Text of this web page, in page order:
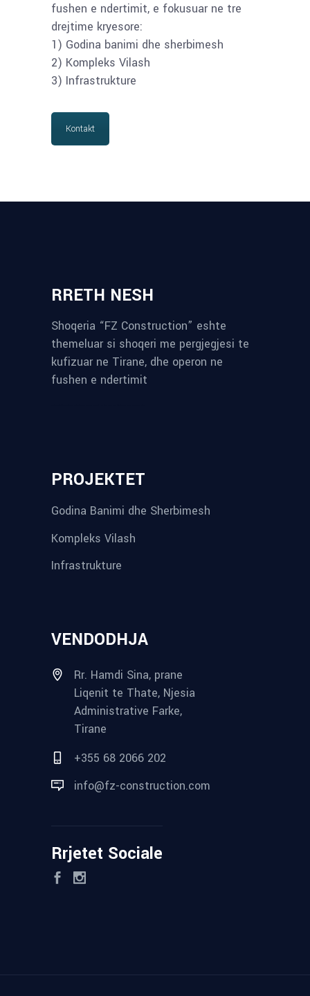
fushen e ndertimit, e fokusuar ne tre
drejtime kryesore:
1) Godina banimi dhe sherbimesh
2) Kompleks Vilash
3) Infrastrukture
Kontakt
RRETH NESH
Shoqeria “FZ Construction” eshte
themeluar si shoqeri me pergjegjesi te
kufizuar ne Tirane, dhe operon ne
fushen e ndertimit
PROJEKTET
Godina Banimi dhe Sherbimesh
Kompleks Vilash
Infrastrukture
VENDODHJA
Rr. Hamdi Sina, prane
Liqenit te Thate, Njesia
Administrative Farke,
Tirane
+355 68 2066 202
info@fz-construction.com
Rrjetet Sociale